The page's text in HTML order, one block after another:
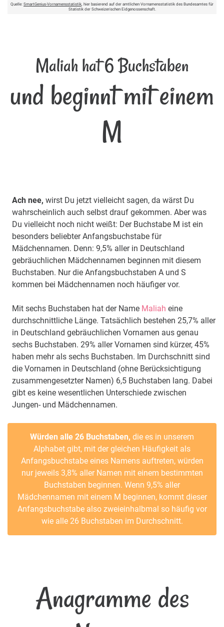
Quelle: SmartGenius-Vornamensstatistik, hier basierend auf der amtlichen Vornamensstatistik des Bundesamtes für
Statistik der Schweizerischen Eidgenossenschaft.
Maliah hat 6 Buchstaben
und beginnt mit einem
M
Ach nee, wirst Du jetzt vielleicht sagen, da wärst Du
wahrscheinlich auch selbst drauf gekommen. Aber was
Du vielleicht noch nicht weißt: Der Buchstabe M ist ein
besonders beliebter Anfangsbuchstabe für
Mädchennamen. Denn: 9,5% aller in Deutschland
gebräuchlichen Mädchennamen beginnen mit diesem
Buchstaben. Nur die Anfangsbuchstaben A und S
kommen bei Mädchennamen noch häufiger vor.
Mit sechs Buchstaben hat der Name Maliah eine
durchschnittliche Länge. Tatsächlich bestehen 25,7% aller
in Deutschland gebräuchlichen Vornamen aus genau
sechs Buchstaben. 29% aller Vornamen sind kürzer, 45%
haben mehr als sechs Buchstaben. Im Durchschnitt sind
die Vornamen in Deutschland (ohne Berücksichtigung
zusammengesetzter Namen) 6,5 Buchstaben lang. Dabei
gibt es keine wesentlichen Unterschiede zwischen
Jungen- und Mädchennamen.
Würden alle 26 Buchstaben, die es in unserem
Alphabet gibt, mit der gleichen Häufigkeit als
Anfangsbuchstabe eines Namens auftreten, würden
nur jeweils 3,8% aller Namen mit einem bestimmten
Buchstaben beginnen. Wenn 9,5% aller
Mädchennamen mit einem M beginnen, kommt dieser
Anfangsbuchstabe also zweieinhalbmal so häufig vor
wie alle 26 Buchstaben im Durchschnitt.
Anagramme des